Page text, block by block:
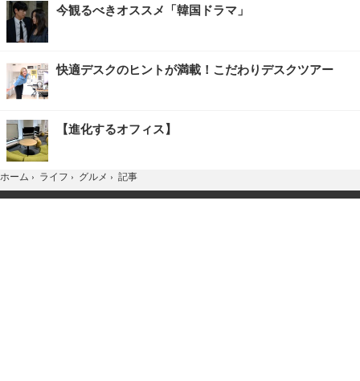
今観るべきオススメ「韓国ドラマ」
快適デスクのヒントが満載！こだわりデスクツアー
【進化するオフィス】
ホーム › ライフ › グルメ › 記事